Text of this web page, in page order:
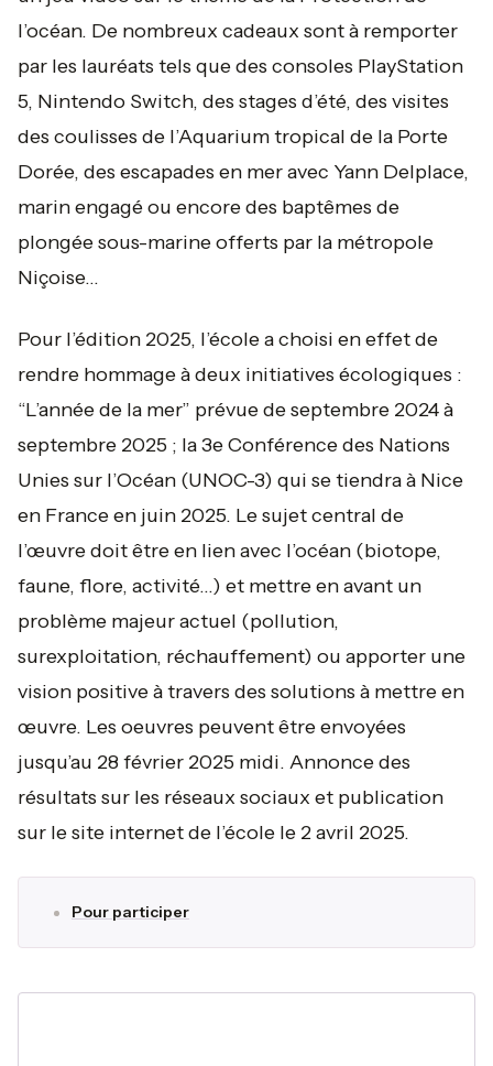
l’océan. De nombreux cadeaux sont à remporter
par les lauréats tels que des consoles PlayStation
5, Nintendo Switch, des stages d’été, des visites
des coulisses de l’Aquarium tropical de la Porte
Dorée, des escapades en mer avec Yann Delplace,
marin engagé ou encore des baptêmes de
plongée sous-marine offerts par la métropole
Niçoise…
Pour l’édition 2025, l’école a choisi en effet de
rendre hommage à deux initiatives écologiques :
“L’année de la mer” prévue de septembre 2024 à
septembre 2025 ; la 3e Conférence des Nations
Unies sur l’Océan (UNOC-3) qui se tiendra à Nice
en France en juin 2025. Le sujet central de
l’œuvre doit être en lien avec l’océan (biotope,
faune, flore, activité...) et mettre en avant un
problème majeur actuel (pollution,
surexploitation, réchauffement) ou apporter une
vision positive à travers des solutions à mettre en
œuvre. Les oeuvres peuvent être envoyées
jusqu’au 28 février 2025 midi. Annonce des
résultats sur les réseaux sociaux et publication
sur le site internet de l’école le 2 avril 2025.
Pour participer